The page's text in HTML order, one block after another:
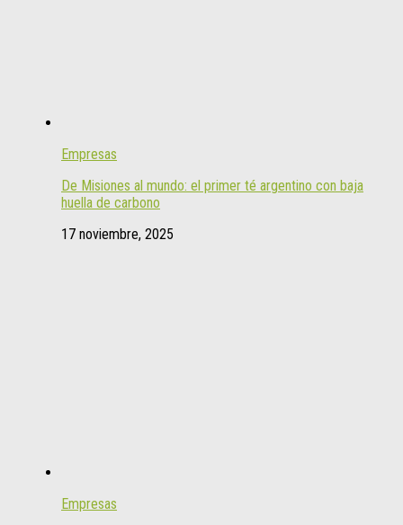
Empresas
De Misiones al mundo: el primer té argentino con baja
huella de carbono
17 noviembre, 2025
Empresas